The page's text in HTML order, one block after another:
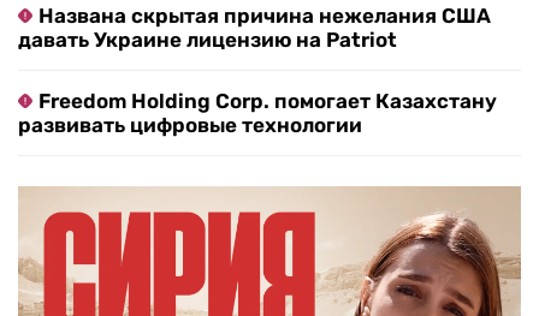
Названа скрытая причина нежелания США
давать Украине лицензию на Patriot
Freedom Holding Corp. помогает Казахстану
развивать цифровые технологии